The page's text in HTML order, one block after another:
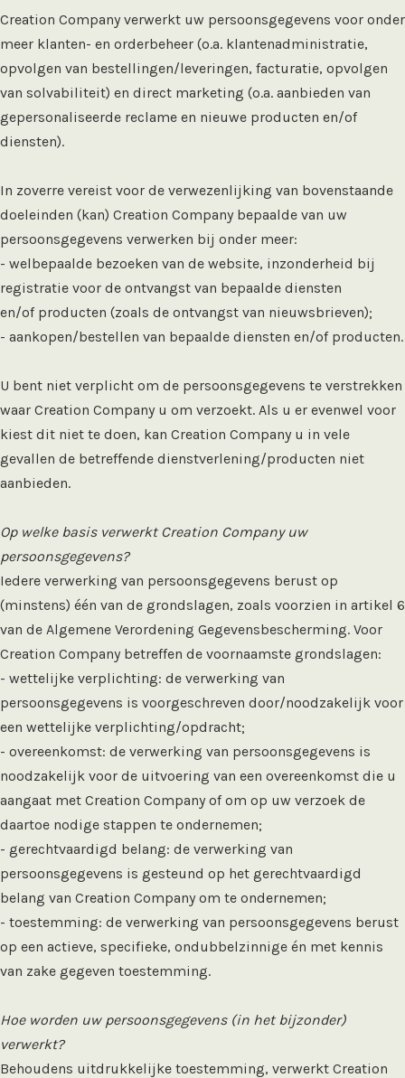
Creation Company verwerkt uw persoonsgegevens voor onder
meer klanten- en orderbeheer (o.a. klantenadministratie,
opvolgen van bestellingen/leveringen, facturatie, opvolgen
van solvabiliteit) en direct marketing (o.a. aanbieden van
gepersonaliseerde reclame en nieuwe producten en/of
diensten).
In zoverre vereist voor de verwezenlijking van bovenstaande
doeleinden (kan) Creation Company bepaalde van uw
persoonsgegevens verwerken bij onder meer:
- welbepaalde bezoeken van de website, inzonderheid bij
registratie voor de ontvangst van bepaalde diensten
en/of producten (zoals de ontvangst van nieuwsbrieven);
- aankopen/bestellen van bepaalde diensten en/of producten.
U bent niet verplicht om de persoonsgegevens te verstrekken
waar Creation Company u om verzoekt. Als u er evenwel voor
kiest dit niet te doen, kan Creation Company u in vele
gevallen de betreffende dienstverlening/producten niet
aanbieden.
Op welke basis verwerkt Creation Company uw
persoonsgegevens?
Iedere verwerking van persoonsgegevens berust op
(minstens) één van de grondslagen, zoals voorzien in artikel 6
van de Algemene Verordening Gegevensbescherming. Voor
Creation Company betreffen de voornaamste grondslagen:
- wettelijke verplichting: de verwerking van
persoonsgegevens is voorgeschreven door/noodzakelijk voor
een wettelijke verplichting/opdracht;
- overeenkomst: de verwerking van persoonsgegevens is
noodzakelijk voor de uitvoering van een overeenkomst die u
aangaat met Creation Company of om op uw verzoek de
daartoe nodige stappen te ondernemen;
- gerechtvaardigd belang: de verwerking van
persoonsgegevens is gesteund op het gerechtvaardigd
belang van Creation Company om te ondernemen;
- toestemming: de verwerking van persoonsgegevens berust
op een actieve, specifieke, ondubbelzinnige én met kennis
van zake gegeven toestemming.
Hoe worden uw persoonsgegevens (in het bijzonder)
verwerkt?
Behoudens uitdrukkelijke toestemming, verwerkt Creation